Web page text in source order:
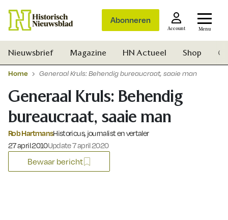
Abonneren
Account Menu
Nieuwsbrief Magazine HN Actueel Shop
Home Generaal Kruls: Behendig bureaucraat, saaie man
Generaal Kruls: Behendig
bureaucraat, saaie man
Rob HartmansHistoricus, journalist en vertaler
Gepubliceerd op:
27 april 2010Update 7 april 2020
Bewaar bericht